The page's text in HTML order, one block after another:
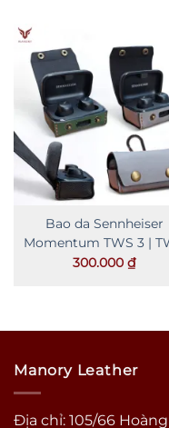
Bao da Sennheiser
Momentum TWS 3 |
4 dạng ngang
300.000 ₫
Manory Leather
Địa chỉ: 105/66